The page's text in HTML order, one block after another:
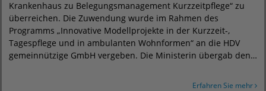
Krankenhaus zu Belegungsmanagement Kurzzeitpflege“ zu
überreichen. Die Zuwendung wurde im Rahmen des
Programms „Innovative Modellprojekte in der Kurzzeit-,
Tagespflege und in ambulanten Wohnformen“ an die HDV
gemeinnützige GmbH vergeben. Die Ministerin übergab den…
Erfahren Sie mehr